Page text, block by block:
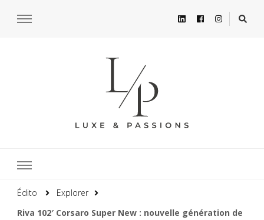
Édito
Explorer
Riva 102′ Corsaro Super New : nouvelle génération de